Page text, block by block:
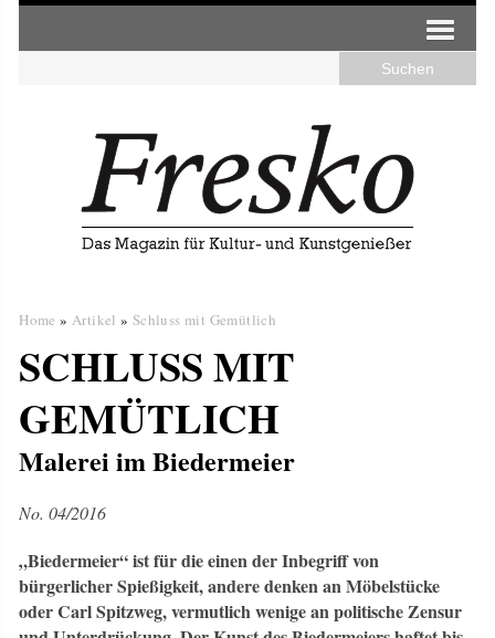
Home » Artikel » Schluss mit Gemütlich
SCHLUSS MIT
GEMÜTLICH
Malerei im Biedermeier
No. 04/2016
„Biedermeier“ ist für die einen der Inbegriff von
bürgerlicher Spießigkeit, andere denken an Möbelstücke
oder Carl Spitzweg, vermutlich wenige an politische Zensur